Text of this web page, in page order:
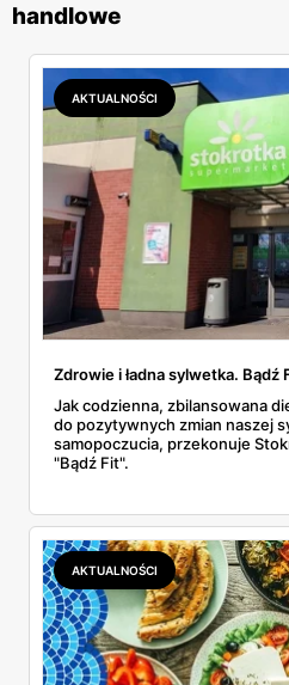
handlowe
AKTUALNOŚCI
Zdrowie i ładna sylwetka. Bądź
Jak codzienna, zbilansowana
do pozytywnych zmian naszej
samopoczucia, przekonuje
"Bądź Fit".
AKTUALNOŚCI